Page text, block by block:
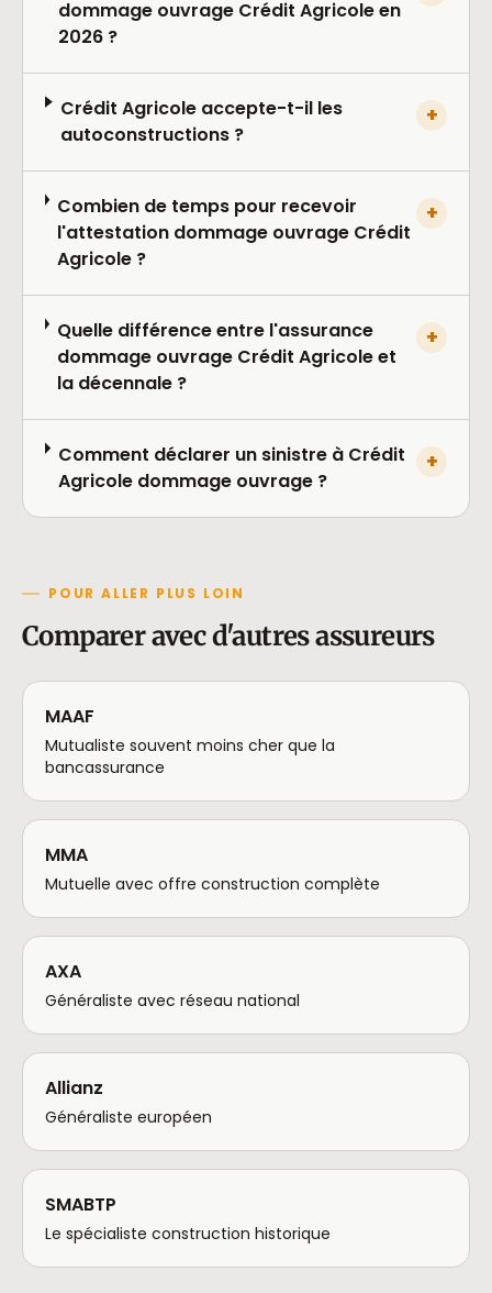
dommage ouvrage Crédit Agricole en
2026 ?
Crédit Agricole accepte-t-il les
autoconstructions ?
+
Combien de temps pour recevoir
l'attestation dommage ouvrage Crédit
Agricole ?
+
Quelle différence entre l'assurance
dommage ouvrage Crédit Agricole et
la décennale ?
+
Comment déclarer un sinistre à Crédit
Agricole dommage ouvrage ?
+
POUR ALLER PLUS LOIN
Comparer avec d'autres assureurs
MAAF
Mutualiste souvent moins cher que la
bancassurance
MMA
Mutuelle avec offre construction complète
AXA
Généraliste avec réseau national
Allianz
Généraliste européen
SMABTP
Le spécialiste construction historique